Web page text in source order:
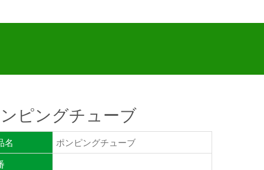
ピングチューブ
名 ポンピングチューブ